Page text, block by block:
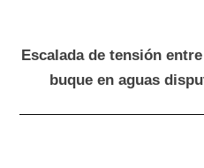
Escalada de tensión
buque en aguas